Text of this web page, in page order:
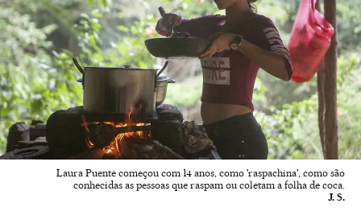
Laura Puente começou com 14 anos, como 'raspachina', como são
conhecidas as pessoas que raspam ou coletam a folha de coca.
J. S.